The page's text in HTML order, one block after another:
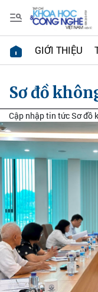
GIỚI THIỆU
Sơ đồ
Cập nhập tin tức Sơ đồ